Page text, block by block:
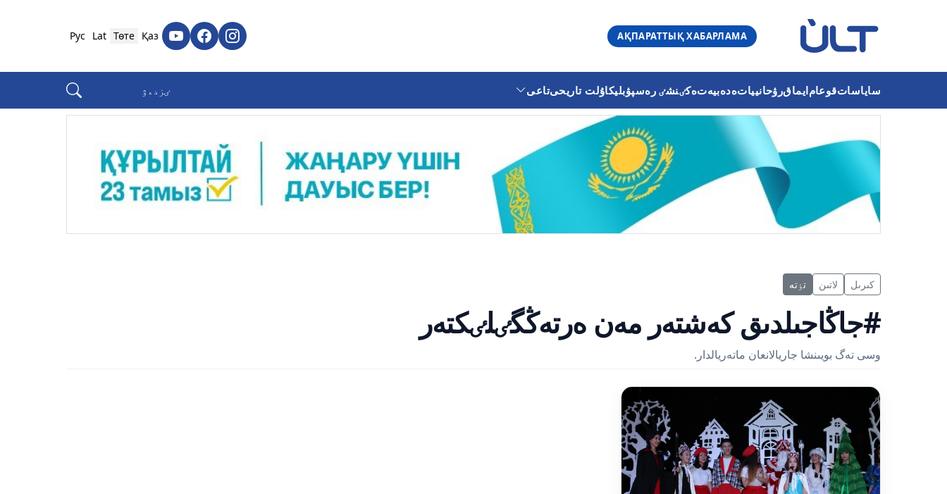
АҚПАРАТТЫҚ ХАБАРЛАМА
Қаз
Төте
Lat
Рус
ساياساتقوعامايماقرۋحانيياتەدەبيەتەكٸنشٸ رەسپۋبليكاۇلت تاريحىتاعى
كىرىل لاتىن تٶتە
#جاڭاجىلدىق كەشتەر مەن ەرتەڭگٸلٸكتەر
وسى تەگ بويىنشا جاريالانعان ماتەريالدار.